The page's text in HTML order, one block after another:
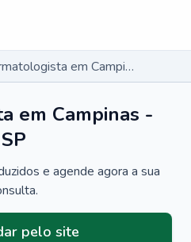
Dermatologista em Campinas - SP
em Campinas -
SP
e agende agora a sua
pelo site